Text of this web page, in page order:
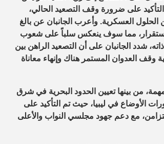
على ضرورة وقف التصعيد الحالي،
الحلول العسكرية. وأعرب الجانبان عن بالغ
مما سوف ينعكس سلباً على شعوب
شدد الجانبان على أن التصعيد الراهن بين
وقف العدوان المستمر هناك وإنهاء معاناة
من بينها تعيين الحدود البحرية في شرق
الأوضاع في ليبيا، حيث تم التأكيد على
مع دعم جهود مجلسي النواب والأعلى